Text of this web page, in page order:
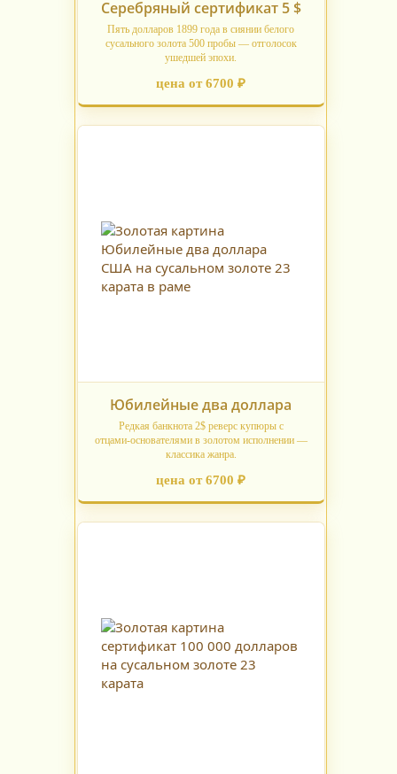
Серебряный сертификат 5 $
Пять долларов 1899 года в сиянии белого
сусального золота 500 пробы — отголосок
ушедшей эпохи.
цена от 6700 ₽
Юбилейные два доллара
Редкая банкнота 2$ реверс купюры с
отцами‑основателями в золотом исполнении —
классика жанра.
цена от 6700 ₽